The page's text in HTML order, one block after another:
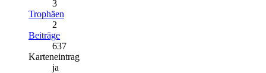
3
Trophäen
2
Beiträge
637
Karteneintrag
ja